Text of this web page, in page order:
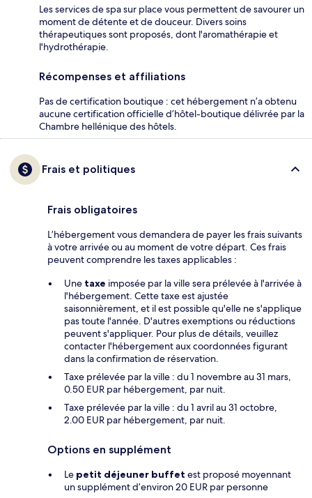
Les services de spa sur place vous permettent de savourer un
moment de détente et de douceur. Divers soins
thérapeutiques sont proposés, dont l'aromathérapie et
l'hydrothérapie.
Récompenses et affiliations
Pas de certification boutique : cet hébergement n’a obtenu
aucune certification officielle d’hôtel-boutique délivrée par la
Chambre hellénique des hôtels.
Frais et politiques
Frais obligatoires
L’hébergement vous demandera de payer les frais suivants
à votre arrivée ou au moment de votre départ. Ces frais
peuvent comprendre les taxes applicables :
Une taxe imposée par la ville sera prélevée à l'arrivée à
l'hébergement. Cette taxe est ajustée
saisonnièrement, et il est possible qu'elle ne s'applique
pas toute l'année. D'autres exemptions ou réductions
peuvent s'appliquer. Pour plus de détails, veuillez
contacter l'hébergement aux coordonnées figurant
dans la confirmation de réservation.
Taxe prélevée par la ville : du 1 novembre au 31 mars,
0.50 EUR par hébergement, par nuit.
Taxe prélevée par la ville : du 1 avril au 31 octobre,
2.00 EUR par hébergement, par nuit.
Options en supplément
Le petit déjeuner buffet est proposé moyennant
un supplément d’environ 20 EUR par personne